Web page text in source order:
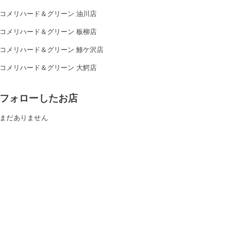
コメリハード＆グリーン 油川店
コメリハード＆グリーン 板柳店
コメリハード＆グリーン 鯵ケ沢店
コメリハード＆グリーン 大鰐店
フォローしたお店
まだありません